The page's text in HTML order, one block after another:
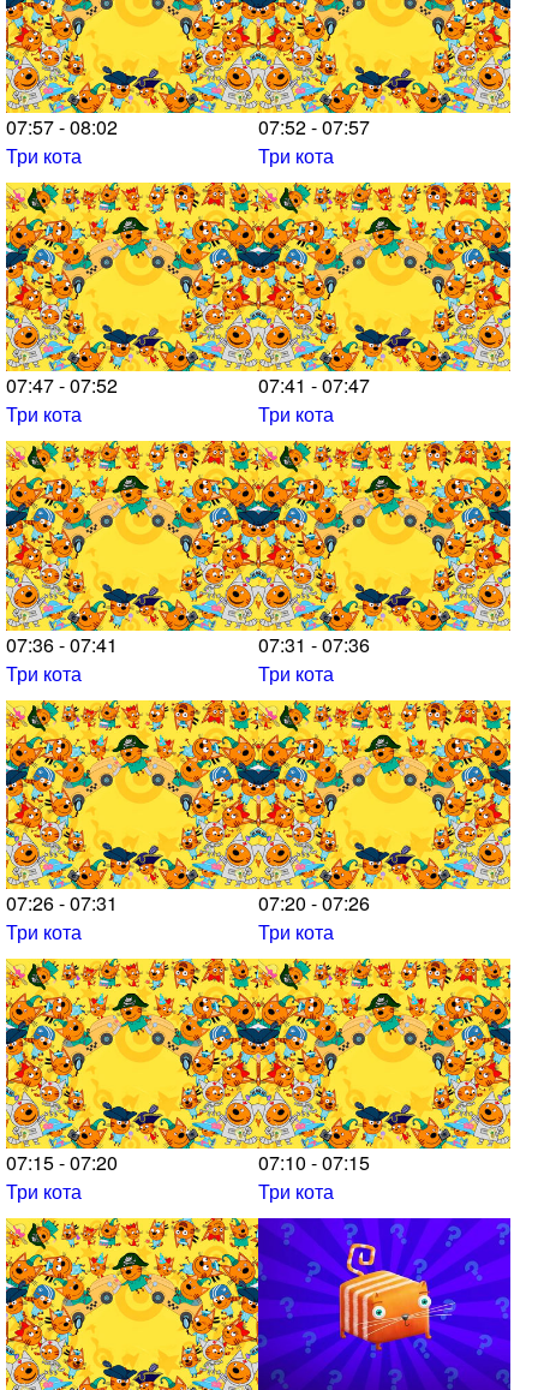
07:57 - 08:02
Три кота
07:52 - 07:57
Три кота
07:47 - 07:52
Три кота
07:41 - 07:47
Три кота
07:36 - 07:41
Три кота
07:31 - 07:36
Три кота
07:26 - 07:31
Три кота
07:20 - 07:26
Три кота
07:15 - 07:20
Три кота
07:10 - 07:15
Три кота